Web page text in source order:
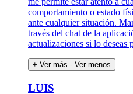
comportamiento o estado
ante cualquier situación.
través del chat de la
actualizaciones si lo deseas
+ Ver más - Ver menos
LUIS